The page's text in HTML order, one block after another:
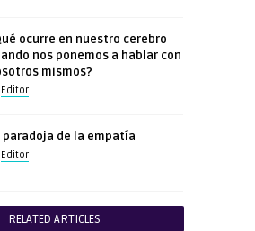
ocurre en nuestro cerebro
nos ponemos a hablar con
mismos?
Editor
paradoja de la empatía
Editor
RELATED ARTICLES